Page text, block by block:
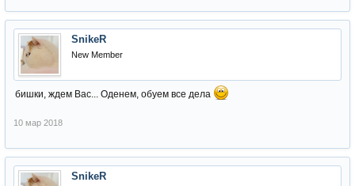
SnikeR
New Member
бишки, ждем Вас... Оденем, обуем все дела
10 мар 2018
SnikeR